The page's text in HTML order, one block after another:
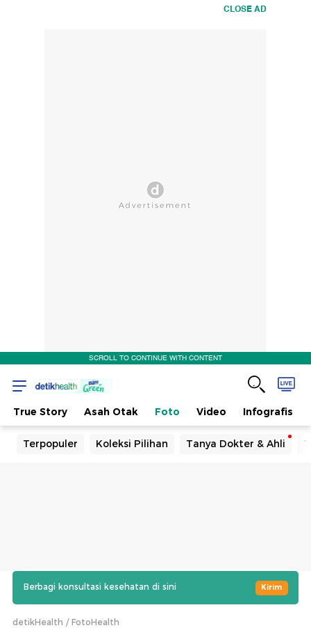
CLOSE AD
SCROLL TO CONTINUE WITH CONTENT
True Story Asah Otak Foto Video Infografis
Terpopuler Koleksi Pilihan Tanya Dokter & Ahli
Berbagi konsultasi kesehatan di sini Kirim
detikHealth FotoHealth